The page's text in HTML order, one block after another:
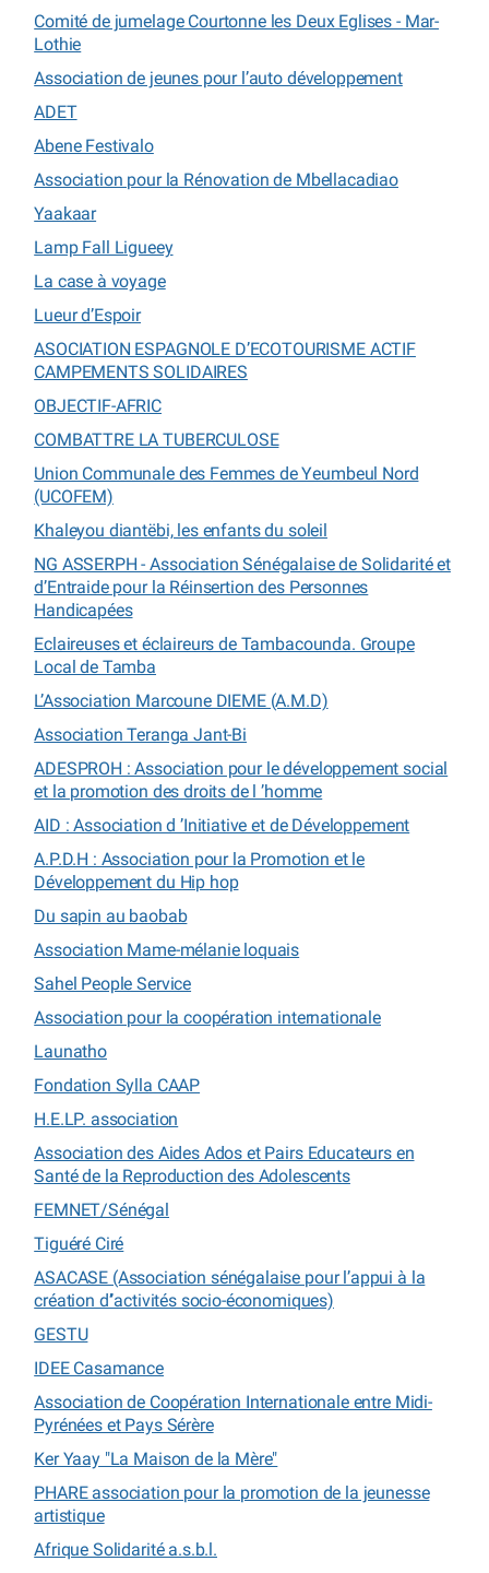
Comité de jumelage Courtonne les Deux Eglises - Mar-
Lothie
Association de jeunes pour l’auto développement
ADET
Abene Festivalo
Association pour la Rénovation de Mbellacadiao
Yaakaar
Lamp Fall Ligueey
La case à voyage
Lueur d’Espoir
ASOCIATION ESPAGNOLE D’ECOTOURISME ACTIF
CAMPEMENTS SOLIDAIRES
OBJECTIF-AFRIC
COMBATTRE LA TUBERCULOSE
Union Communale des Femmes de Yeumbeul Nord
(UCOFEM)
Khaleyou diantëbi, les enfants du soleil
NG ASSERPH - Association Sénégalaise de Solidarité et
d’Entraide pour la Réinsertion des Personnes
Handicapées
Eclaireuses et éclaireurs de Tambacounda. Groupe
Local de Tamba
L’Association Marcoune DIEME (A.M.D)
Association Teranga Jant-Bi
ADESPROH : Association pour le développement social
et la promotion des droits de l ’homme
AID : Association d ’Initiative et de Développement
A.P.D.H : Association pour la Promotion et le
Développement du Hip hop
Du sapin au baobab
Association Mame-mélanie loquais
Sahel People Service
Association pour la coopération internationale
Launatho
Fondation Sylla CAAP
H.E.LP. association
Association des Aides Ados et Pairs Educateurs en
Santé de la Reproduction des Adolescents
FEMNET/Sénégal
Tiguéré Ciré
ASACASE (Association sénégalaise pour l’appui à la
création d’’activités socio-économiques)
GESTU
IDEE Casamance
Association de Coopération Internationale entre Midi-
Pyrénées et Pays Sérère
Ker Yaay "La Maison de la Mère"
PHARE association pour la promotion de la jeunesse
artistique
Afrique Solidarité a.s.b.l.